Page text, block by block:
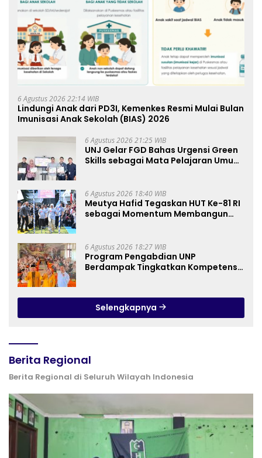
6 Agustus 2026 22:14 WIB
Lindungi Anak dari PD3I, Kemenkes Resmi Mulai Bulan
Imunisasi Anak Sekolah (BIAS) 2026
6 Agustus 2026 21:25 WIB
UNJ Gelar FGD Bahas Urgensi Green
Skills sebagai Mata Pelajaran Umum
6 Agustus 2026 18:40 WIB
Meutya Hafid Tegaskan HUT Ke-81 RI
sebagai Momentum Membangun
6 Agustus 2026 18:27 WIB
Program Pengabdian UNP
Berdampak Tingkatkan Kompetensi
Selengkapnya
Berita Regional
Berita Regional di Seluruh Wilayah Indonesia